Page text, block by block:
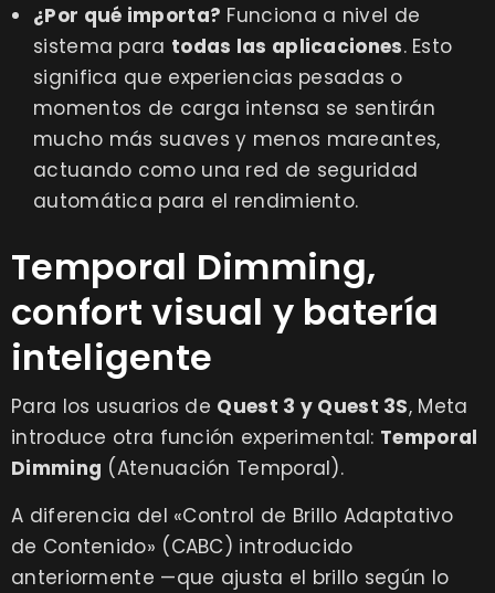
¿Por qué importa? Funciona a nivel de
sistema para todas las aplicaciones. Esto
significa que experiencias pesadas o
momentos de carga intensa se sentirán
mucho más suaves y menos mareantes,
actuando como una red de seguridad
automática para el rendimiento.
Temporal Dimming,
confort visual y batería
inteligente
Para los usuarios de Quest 3 y Quest 3S, Meta
introduce otra función experimental: Temporal
Dimming (Atenuación Temporal).
A diferencia del «Control de Brillo Adaptativo
de Contenido» (CABC) introducido
anteriormente —que ajusta el brillo según lo